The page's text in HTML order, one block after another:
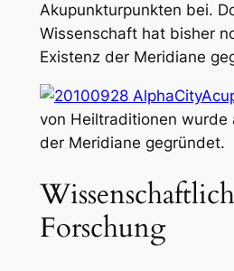
Akupunkturpunkten bei.
Wissenschaft hat bisher
Existenz der Meridiane
von Heiltraditionen wurde
der Meridiane gegründet.
Forschung